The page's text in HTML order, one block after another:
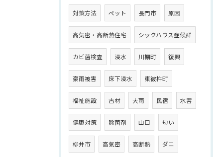
対策方法 ペット 長門市 原因
高気密・高断熱住宅 シックハウス症候群
カビ菌検査 浸水 川棚町 復興
豪雨被害 床下浸水 東彼杵町
福祉施設 古材 大雨 民宿 水害
健康対策 除菌剤 山口 匂い
柳井市 高気密 高断熱 ダニ